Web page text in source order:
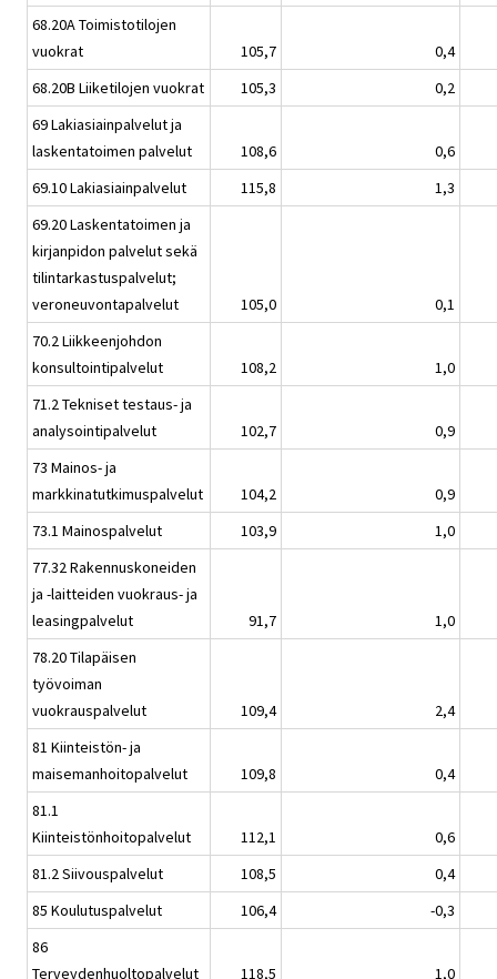
68.20A Toimistotilojen
vuokrat
105,7
0,4
68.20B Liiketilojen vuokrat
105,3
0,2
69 Lakiasiainpalvelut ja
laskentatoimen palvelut
108,6
0,6
69.10 Lakiasiainpalvelut
115,8
1,3
69.20 Laskentatoimen ja
kirjanpidon palvelut sekä
tilintarkastuspalvelut;
veroneuvontapalvelut
105,0
0,1
70.2 Liikkeenjohdon
konsultointipalvelut
108,2
1,0
71.2 Tekniset testaus- ja
analysointipalvelut
102,7
0,9
73 Mainos- ja
markkinatutkimuspalvelut
104,2
0,9
73.1 Mainospalvelut
103,9
1,0
77.32 Rakennuskoneiden
ja -laitteiden vuokraus- ja
leasingpalvelut
91,7
1,0
78.20 Tilapäisen
työvoiman
vuokrauspalvelut
109,4
2,4
81 Kiinteistön- ja
maisemanhoitopalvelut
109,8
0,4
81.1
Kiinteistönhoitopalvelut
112,1
0,6
81.2 Siivouspalvelut
108,5
0,4
85 Koulutuspalvelut
106,4
-0,3
86
Terveydenhuoltopalvelut
118,5 1,0